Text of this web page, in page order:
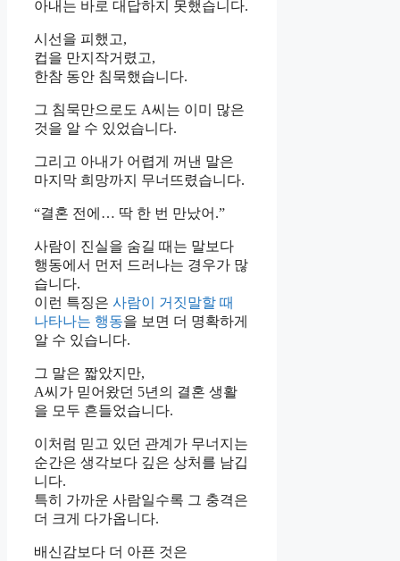
아내는 바로 대답하지 못했습니다.
시선을 피했고,
컵을 만지작거렸고,
한참 동안 침묵했습니다.
그 침묵만으로도 A씨는 이미 많은
것을 알 수 있었습니다.
그리고 아내가 어렵게 꺼낸 말은
마지막 희망까지 무너뜨렸습니다.
“결혼 전에… 딱 한 번 만났어.”
사람이 진실을 숨길 때는 말보다
행동에서 먼저 드러나는 경우가 많
습니다.
이런 특징은 사람이 거짓말할 때
나타나는 행동을 보면 더 명확하게
알 수 있습니다.
그 말은 짧았지만,
A씨가 믿어왔던 5년의 결혼 생활
을 모두 흔들었습니다.
이처럼 믿고 있던 관계가 무너지는
순간은 생각보다 깊은 상처를 남깁
니다.
특히 가까운 사람일수록 그 충격은
더 크게 다가옵니다.
배신감보다 더 아픈 것은